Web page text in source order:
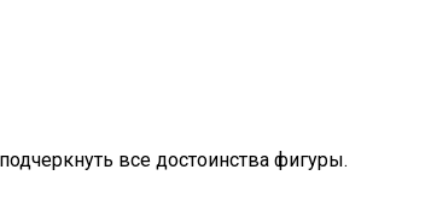
все достоинства фигуры.